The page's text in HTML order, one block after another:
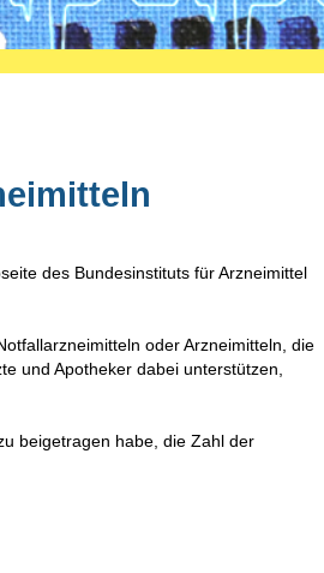
des Bundesinstituts für Arzneimittel
oder Arzneimitteln, die
und Apotheker dabei unterstützen,
beigetragen habe, die Zahl der